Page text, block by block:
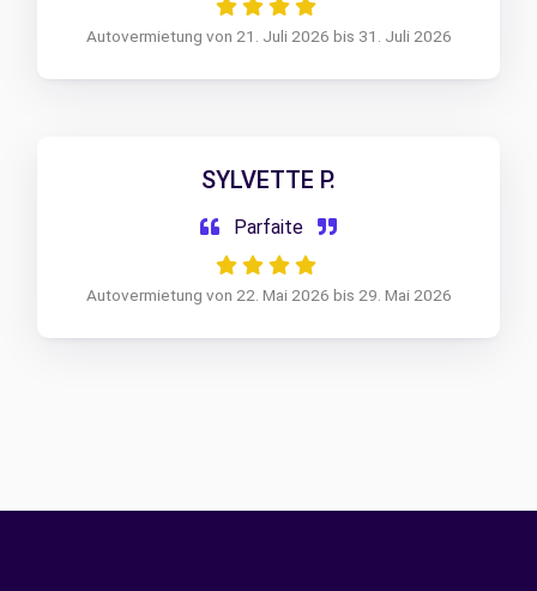
Autovermietung von 21. Juli 2026 bis 31. Juli 2026
SYLVETTE P.
Parfaite
Autovermietung von 22. Mai 2026 bis 29. Mai 2026